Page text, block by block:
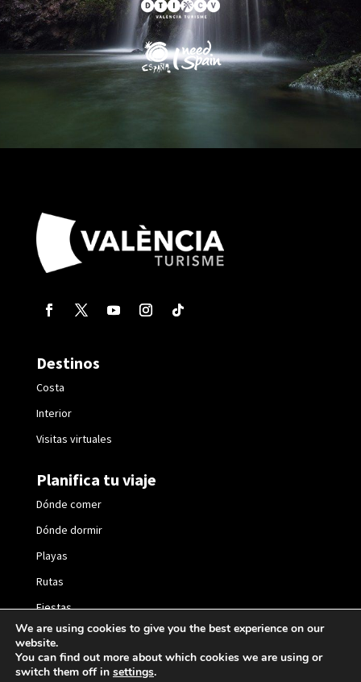
Destinos
Costa
Interior
Visitas virtuales
Planifica tu viaje
Dónde comer
Dónde dormir
Playas
Rutas
Fiestas
We are using cookies to give you the best experience on our
website.
You can find out more about which cookies we are using or
switch them off in settings.